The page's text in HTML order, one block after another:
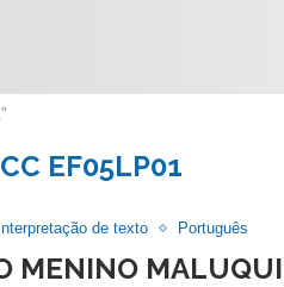
EF05LP01
de texto Português
MENINO